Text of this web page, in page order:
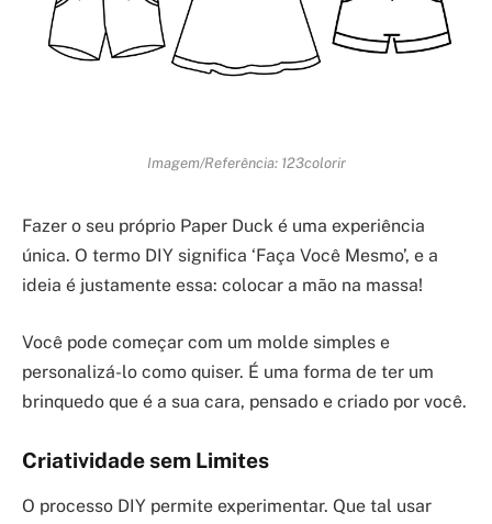
Imagem/Referência: 123colorir
Fazer o seu próprio Paper Duck é uma experiência
única. O termo DIY significa ‘Faça Você Mesmo’, e a
ideia é justamente essa: colocar a mão na massa!
Você pode começar com um molde simples e
personalizá-lo como quiser. É uma forma de ter um
brinquedo que é a sua cara, pensado e criado por você.
Criatividade sem Limites
O processo DIY permite experimentar. Que tal usar